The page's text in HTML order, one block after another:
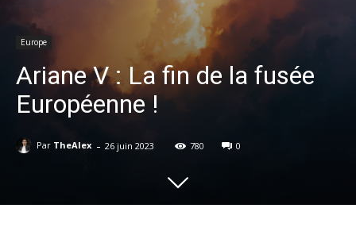
Europe
Ariane V : La fin de la fusée
Européenne !
Par TheAlex - 26 juin 2023 780 0